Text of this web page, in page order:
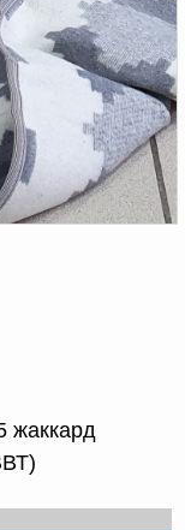
жаккард